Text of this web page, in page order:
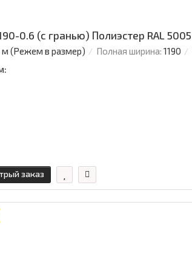
0.6 (с гранью) Полиэстер RAL 5005
м (Режем в размер) Полная ширина: 1190
заказ